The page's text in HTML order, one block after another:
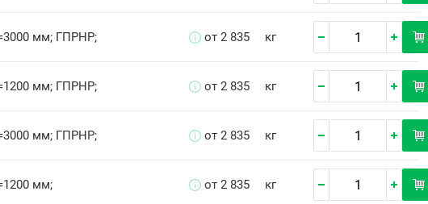
мм; ГПРНР; от 2 835 кг
мм; ГПРНР; от 2 835 кг
мм; ГПРНР; от 2 835 кг
мм; от 2 835 кг